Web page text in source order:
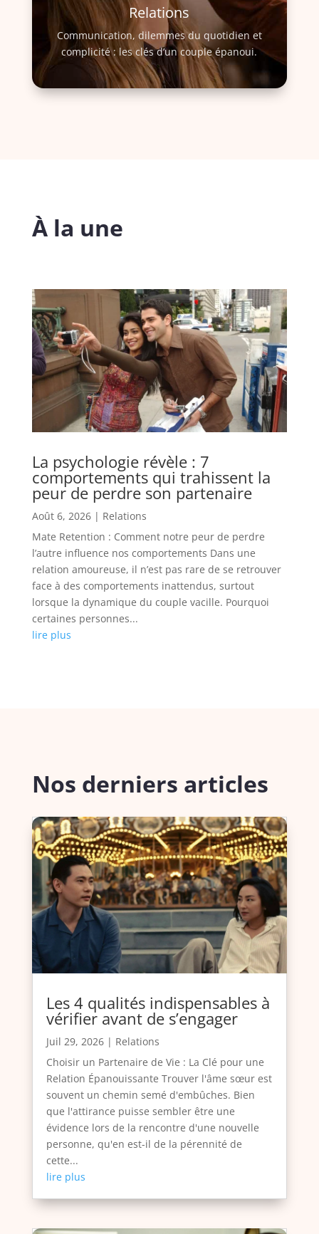
Relations
Communication, dilemmes du quotidien et
complicité : les clés d’un couple épanoui.
À la une
La psychologie révèle : 7
comportements qui trahissent la
peur de perdre son partenaire
Août 6, 2026| Relations
Mate Retention : Comment notre peur de perdre
l’autre influence nos comportements Dans une
relation amoureuse, il n’est pas rare de se retrouver
face à des comportements inattendus, surtout
lorsque la dynamique du couple vacille. Pourquoi
certaines personnes...
lire plus
Nos derniers articles
Les 4 qualités indispensables à
vérifier avant de s’engager
Juil 29, 2026| Relations
Choisir un Partenaire de Vie : La Clé pour une
Relation Épanouissante Trouver l'âme sœur est
souvent un chemin semé d'embûches. Bien
que l'attirance puisse sembler être une
évidence lors de la rencontre d'une nouvelle
personne, qu'en est-il de la pérennité de
cette...
lire plus